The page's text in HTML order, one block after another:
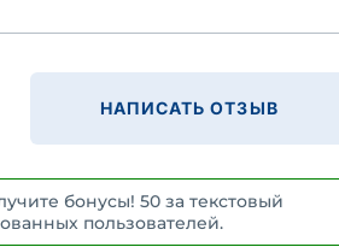
НАПИСАТЬ ОТЗЫВ
бонусы! 50 за текстовый
пользователей.